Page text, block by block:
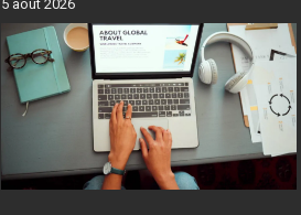
5 août 2026